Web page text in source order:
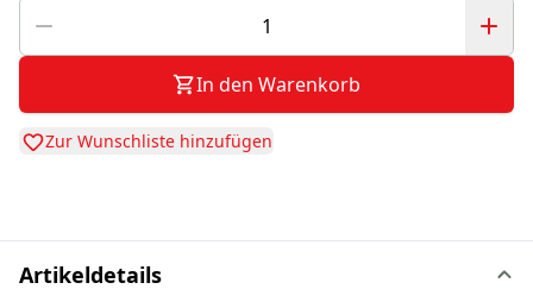
In den Warenkorb
Zur Wunschliste hinzufügen
Artikeldetails